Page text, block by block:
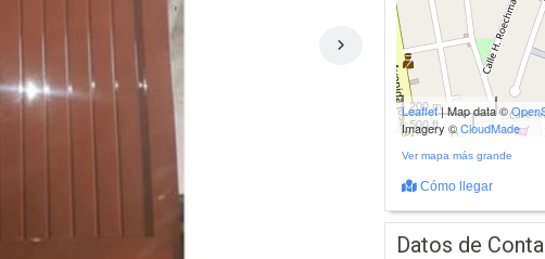
200 m
500 ft
Leaflet| Map data ©
Imagery ©CloudMade
Ver mapa más grande
Cómo llegar
Datos de